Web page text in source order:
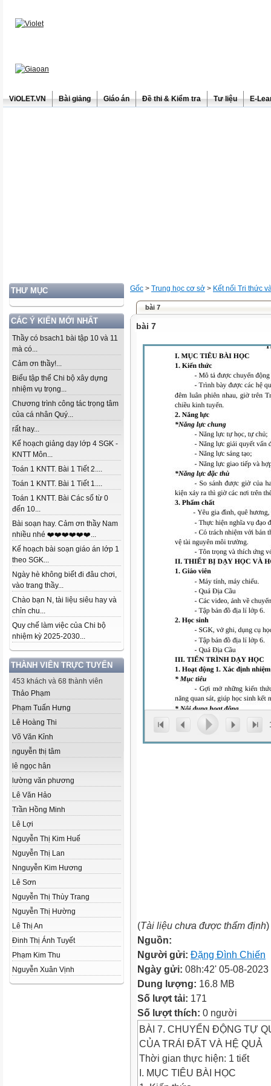
ViOLET.VN Bài giảng Giáo án Đề thi & Kiểm tra Tư liệu E-
THƯ MỤC
CÁC Ý KIẾN MỚI NHẤT
Thầy có bsach1 bài tập 10 và 11
mà có...
Cảm ơn thầy!...
Biểu tập thể Chi bộ xây dựng
nhiệm vụ trọng...
Chương trình công tác trọng tâm
của cá nhân Quý...
rất hay...
Kế hoạch giảng dạy lớp 4 SGK -
KNTT Môn...
Toán 1 KNTT. Bài 1 Tiết 2....
Toán 1 KNTT. Bài 1 Tiết 1....
Toán 1 KNTT. Bài Các số từ 0
đến 10...
Bài soạn hay. Cảm ơn thầy Nam
nhiều nhé ❤️❤️❤️❤️❤️❤️...
Kế hoạch bài soạn giáo án lớp 1
theo SGK...
Ngày hè không biết đi đâu chơi,
vào trang thầy...
Chào bạn N, tài liệu siêu hay và
chỉn chu...
Quy chế làm việc của Chi bộ
nhiệm kỳ 2025-2030...
THÀNH VIÊN TRỰC TUYẾN
453 khách và 68 thành viên
Thảo Phạm
Phạm Tuấn Hưng
Lê Hoàng Thi
Võ Văn Kỉnh
nguyễn thị tâm
lê ngọc hân
lường văn phương
Lê Văn Hảo
Trần Hồng Minh
Lê Lợi
Nguyễn Thị Kim Huế
Nguyễn Thị Lan
Nnguyễn Kim Hương
Lê Sơn
Nguyễn Thị Thùy Trang
Nguyễn Thị Hường
Lê Thị An
Đinh Thị Ánh Tuyết
Phạm Kim Thu
Nguyễn Xuân Vịnh
Gốc > Trung học cơ sở > Kết nối Tri thức
bài 7
bài 7
(Tài liệu chưa được thẩm định)
Nguồn:
Người gửi: Đặng Đình Chiến
Ngày gửi: 08h:42' 05-08-2023
Dung lượng: 16.8 MB
Số lượt tải: 171
Số lượt thích: 0 người
BÀI 7. CHUYỂN ĐỘNG TỰ
CỦA TRÁI ĐẤT VÀ HỆ QUẢ
Thời gian thực hiện: 1 tiết
I. MỤC TIÊU BÀI HỌC